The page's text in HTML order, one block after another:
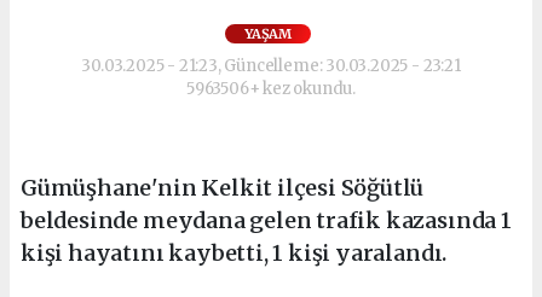
YAŞAM
30.03.2025 - 21:23, Güncelleme: 30.03.2025 - 23:21
5963506+ kez okundu.
Gümüşhane'nin Kelkit ilçesi Söğütlü
beldesinde meydana gelen trafik kazasında 1
kişi hayatını kaybetti, 1 kişi yaralandı.